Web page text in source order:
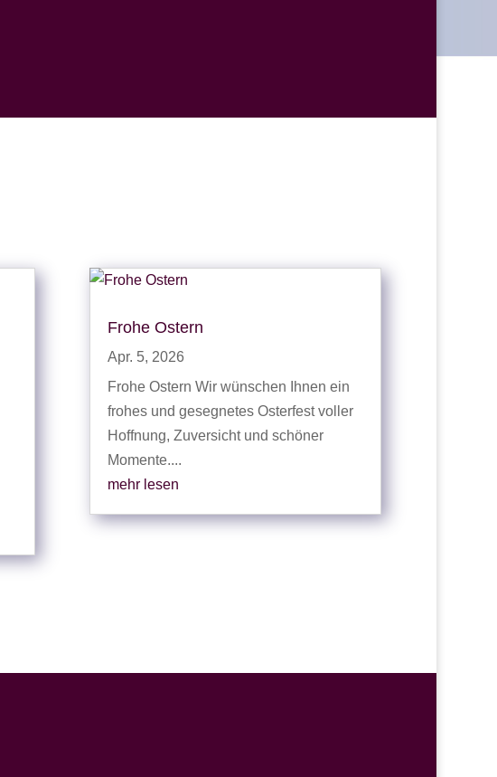
Frohe Ostern
Apr. 5, 2026
Frohe Ostern Wir wünschen Ihnen ein
frohes und gesegnetes Osterfest voller
Hoffnung, Zuversicht und schöner
Momente....
mehr lesen